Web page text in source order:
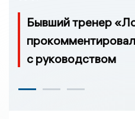
Бывший тренер
с руководством